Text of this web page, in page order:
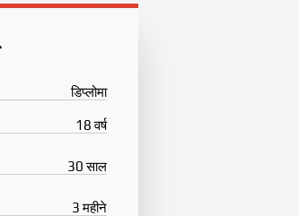
डिप्लोमा
18 वर्ष
30 साल
3 महीने